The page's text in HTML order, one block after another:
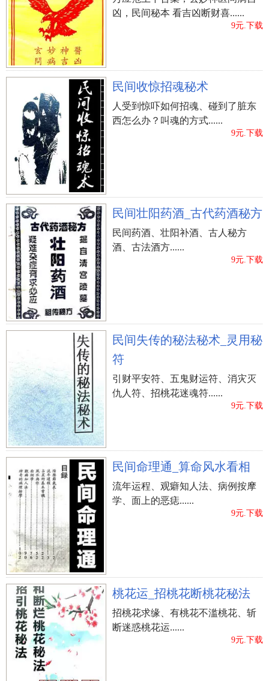
凶，民间秘本 看吉凶断财喜......
9元.下载
民间收惊招魂秘术
人受到惊吓如何招魂、碰到了脏东
西怎么办？叫魂的方式......
9元.下载
民间壮阳药酒_古代药酒秘方
民间药酒、壮阳补酒、古人秘方
酒、古法酒方......
9元.下载
民间失传的秘法秘术_灵用秘
符
引财平安符、五鬼财运符、消灾灭
仇人符、招桃花迷魂符......
9元.下载
民间命理通_算命风水看相
流年运程、观癖知人法、病例按摩
学、面上的恶痣......
9元.下载
桃花运_招桃花断桃花秘法
招桃花求缘、有桃花不滥桃花、斩
断迷惑桃花运......
9元.下载